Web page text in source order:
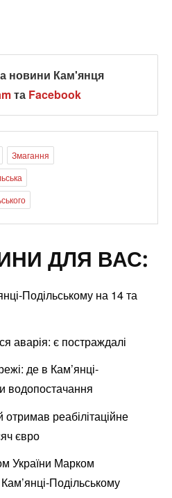
новини Кам'янця
та Facebook
Змагання
ДЛЯ ВАС:
Подільському на 14 та
аварія: є постраждалі
де в Кам’янці-
водопостачання
реабілітаційне
євро
України Марком
Подільському